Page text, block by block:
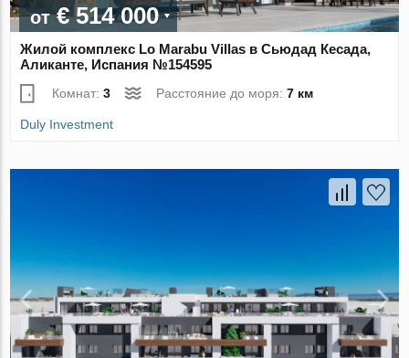
от€ 514 000
Жилой комплекс Lo Marabu Villas в Сьюдад Кесада,
Аликанте, Испания №154595
Комнат:3 Расстояние до моря:7 км
Duly Investment